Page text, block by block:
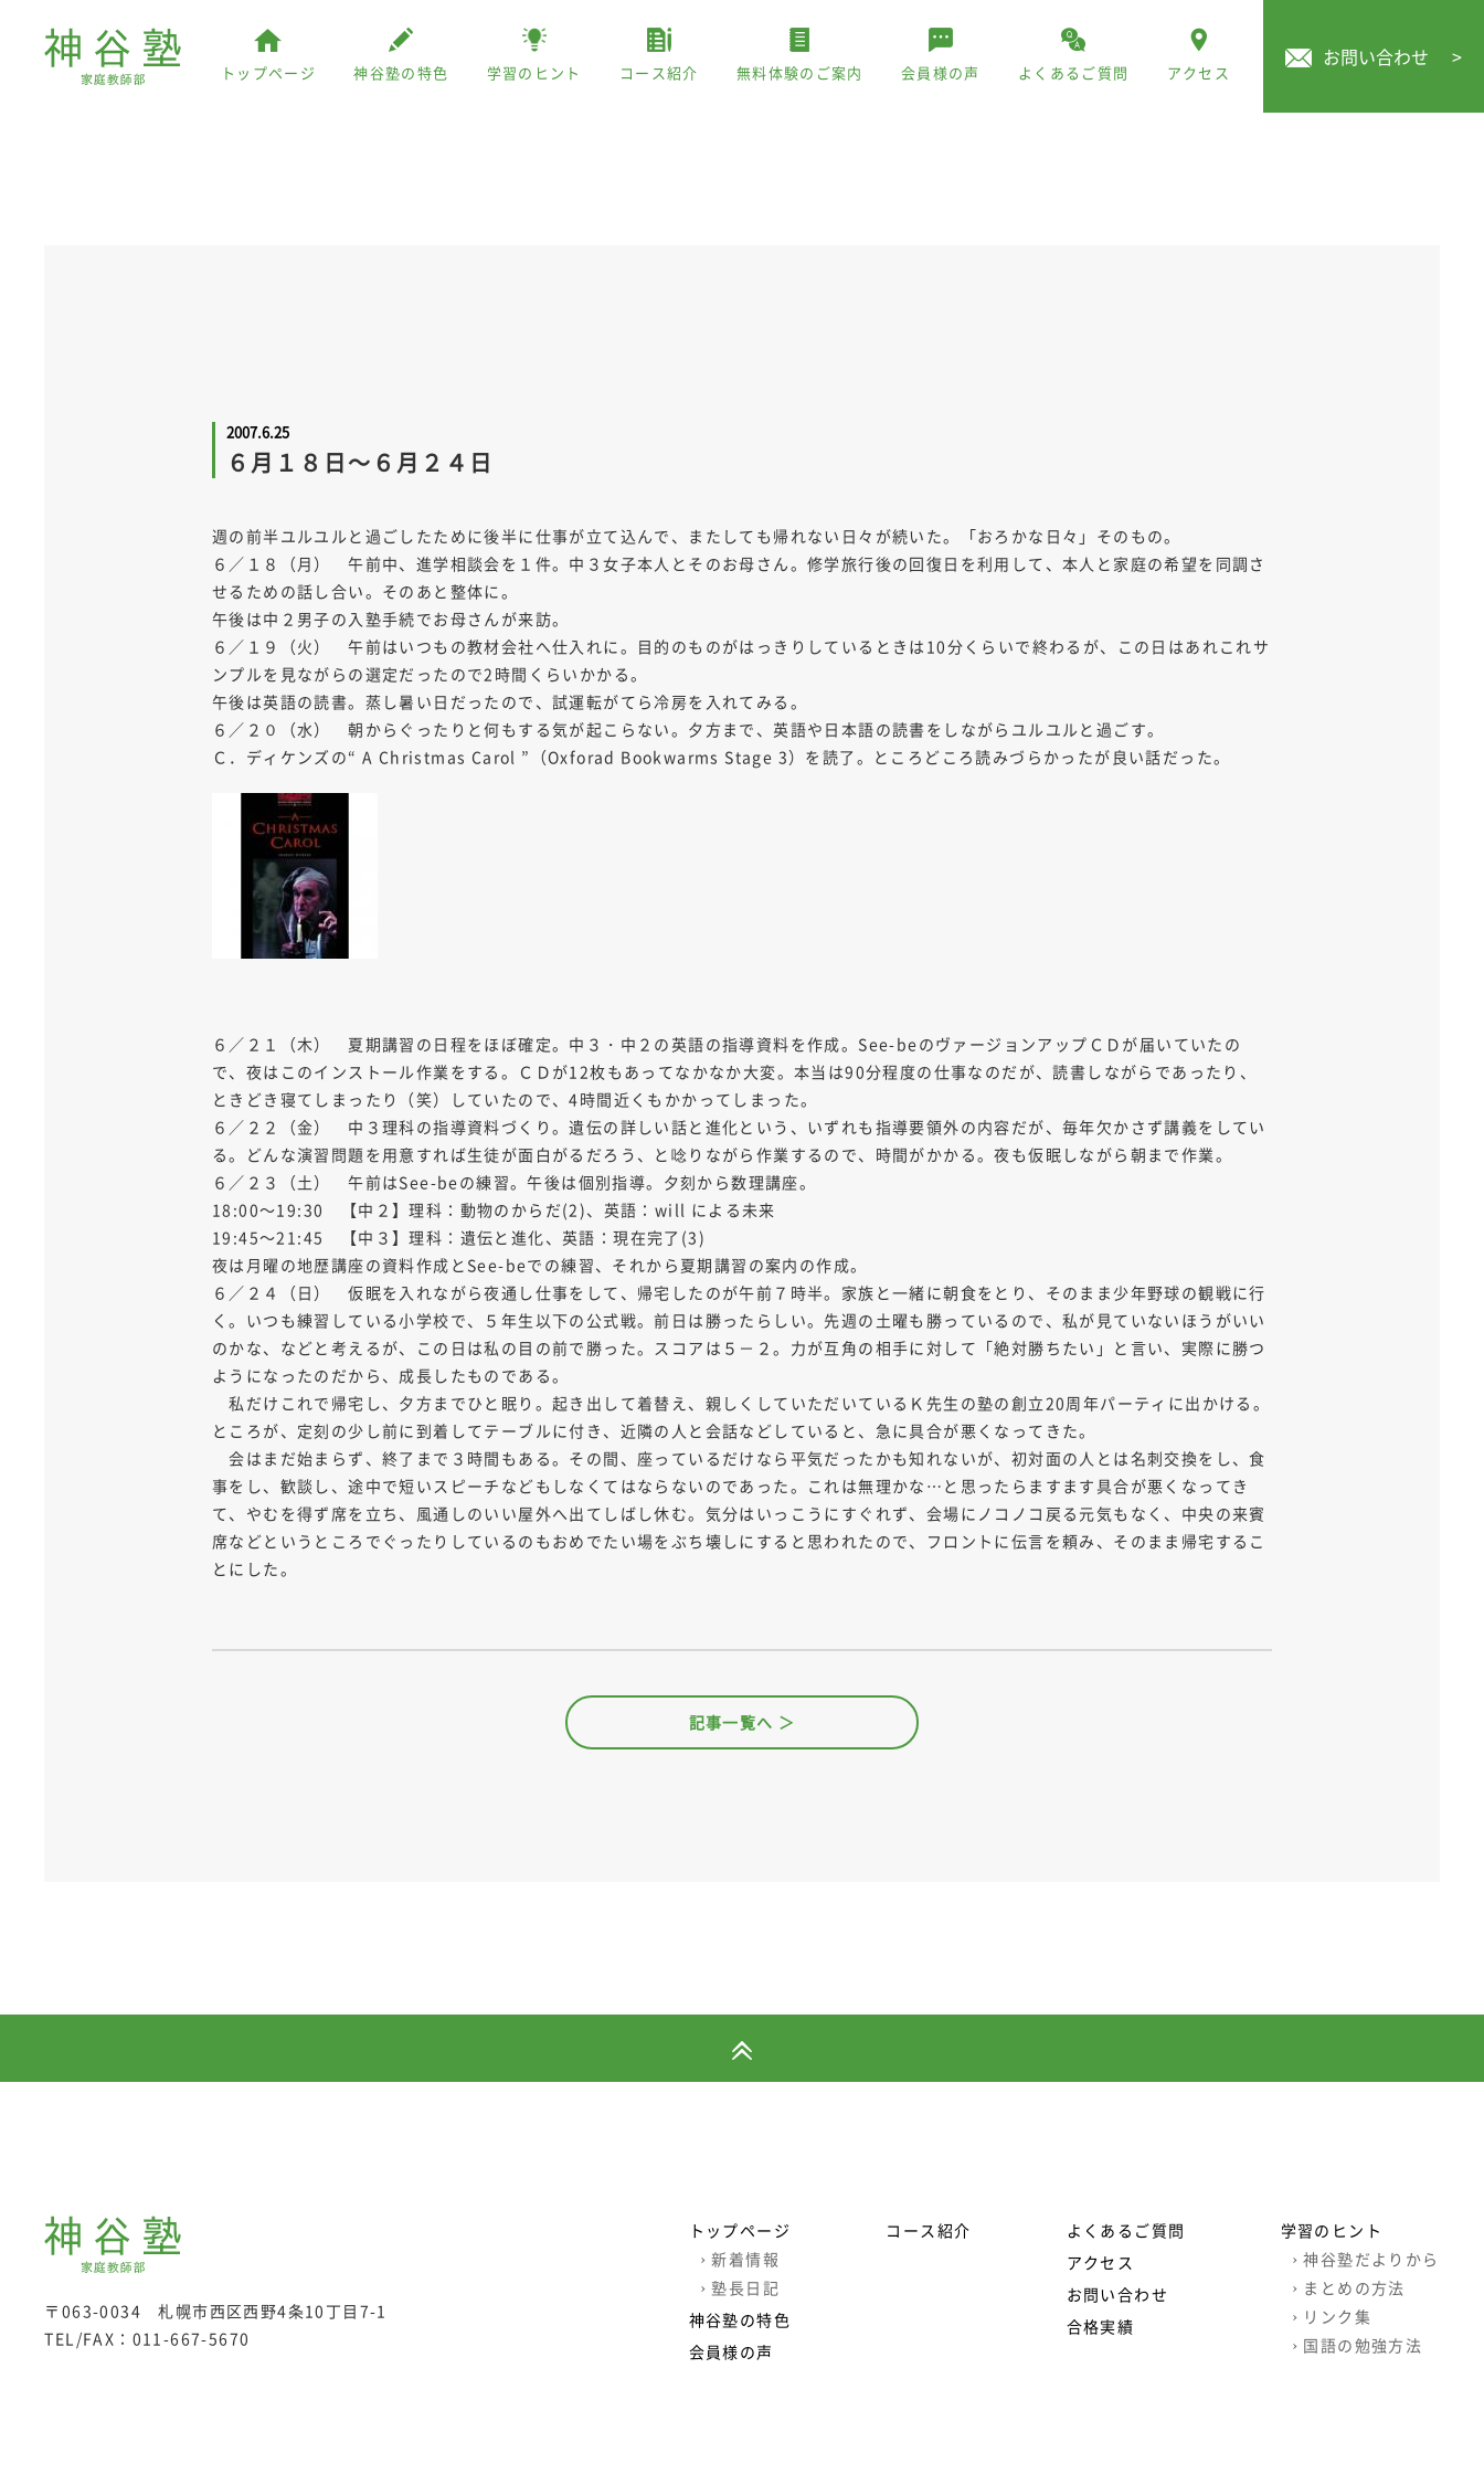
トップページ 神谷塾の特色 学習のヒント コース紹介 無料体験のご案内 会員様の声 よくあるご質問 アクセス
お問い合わせ >
2007.6.25
６月１８日～６月２４日
週の前半ユルユルと過ごしたために後半に仕事が立て込んで、またしても帰れない日々が続いた。「おろかな日々」そのもの。
６／１８（月） 午前中、進学相談会を１件。中３女子本人とそのお母さん。修学旅行後の回復日を利用して、本人と家庭の希望を同調さ
せるための話し合い。そのあと整体に。
午後は中２男子の入塾手続でお母さんが来訪。
６／１９（火） 午前はいつもの教材会社へ仕入れに。目的のものがはっきりしているときは10分くらいで終わるが、この日はあれこれサ
ンプルを見ながらの選定だったので2時間くらいかかる。
午後は英語の読書。蒸し暑い日だったので、試運転がてら冷房を入れてみる。
６／２０（水） 朝からぐったりと何もする気が起こらない。夕方まで、英語や日本語の読書をしながらユルユルと過ごす。
Ｃ．ディケンズの“ A Christmas Carol ”（Oxforad Bookwarms Stage 3）を読了。ところどころ読みづらかったが良い話だった。
６／２１（木） 夏期講習の日程をほぼ確定。中３・中２の英語の指導資料を作成。See-beのヴァージョンアップＣＤが届いていたの
で、夜はこのインストール作業をする。ＣＤが12枚もあってなかなか大変。本当は90分程度の仕事なのだが、読書しながらであったり、
ときどき寝てしまったり（笑）していたので、4時間近くもかかってしまった。
６／２２（金） 中３理科の指導資料づくり。遺伝の詳しい話と進化という、いずれも指導要領外の内容だが、毎年欠かさず講義をしてい
る。どんな演習問題を用意すれば生徒が面白がるだろう、と唸りながら作業するので、時間がかかる。夜も仮眠しながら朝まで作業。
６／２３（土） 午前はSee-beの練習。午後は個別指導。夕刻から数理講座。
18:00～19:30 【中２】理科：動物のからだ(2)、英語：will による未来
19:45～21:45 【中３】理科：遺伝と進化、英語：現在完了(3)
夜は月曜の地歴講座の資料作成とSee-beでの練習、それから夏期講習の案内の作成。
６／２４（日） 仮眠を入れながら夜通し仕事をして、帰宅したのが午前７時半。家族と一緒に朝食をとり、そのまま少年野球の観戦に行
く。いつも練習している小学校で、５年生以下の公式戦。前日は勝ったらしい。先週の土曜も勝っているので、私が見ていないほうがいい
のかな、などと考えるが、この日は私の目の前で勝った。スコアは５－２。力が互角の相手に対して「絶対勝ちたい」と言い、実際に勝つ
ようになったのだから、成長したものである。
私だけこれで帰宅し、夕方までひと眠り。起き出して着替え、親しくしていただいているＫ先生の塾の創立20周年パーティに出かける。
ところが、定刻の少し前に到着してテーブルに付き、近隣の人と会話などしていると、急に具合が悪くなってきた。
会はまだ始まらず、終了まで３時間もある。その間、座っているだけなら平気だったかも知れないが、初対面の人とは名刺交換をし、食
事をし、歓談し、途中で短いスピーチなどもしなくてはならないのであった。これは無理かな…と思ったらますます具合が悪くなってき
て、やむを得ず席を立ち、風通しのいい屋外へ出てしばし休む。気分はいっこうにすぐれず、会場にノコノコ戻る元気もなく、中央の来賓
席などというところでぐったりしているのもおめでたい場をぶち壊しにすると思われたので、フロントに伝言を頼み、そのまま帰宅するこ
とにした。
記事一覧へ ＞
〒063-0034 札幌市西区西野4条10丁目7-1
TEL/FAX： 011-667-5670
トップページ
› 新着情報
› 塾長日記
神谷塾の特色
会員様の声
コース紹介
よくあるご質問
アクセス
お問い合わせ
合格実績
学習のヒント
› 神谷塾だよりから
› まとめの方法
› リンク集
› 国語の勉強方法